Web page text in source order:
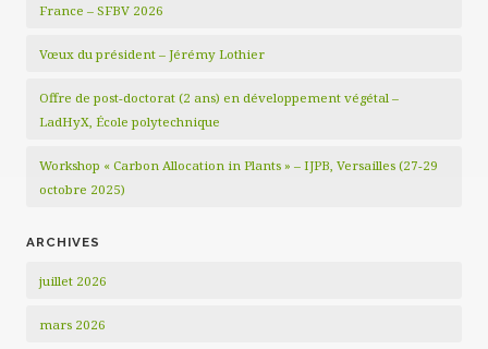
France – SFBV 2026
Vœux du président – Jérémy Lothier
Offre de post-doctorat (2 ans) en développement végétal –
LadHyX, École polytechnique
Workshop « Carbon Allocation in Plants » – IJPB, Versailles (27-29
octobre 2025)
ARCHIVES
juillet 2026
mars 2026